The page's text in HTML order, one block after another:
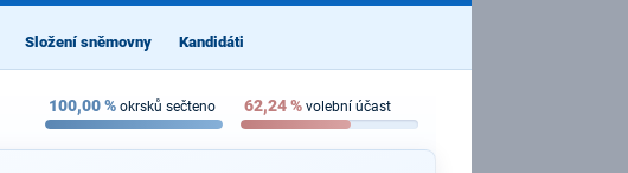
Složení sněmovny Kandidáti
100,00% okrsků sečteno 62,24% volební účast